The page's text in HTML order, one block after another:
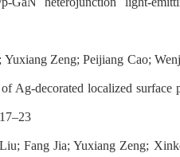
Zeng; Peijiang Cao;
decorated localized surface
Fang Jia; Yuxiang Zeng;